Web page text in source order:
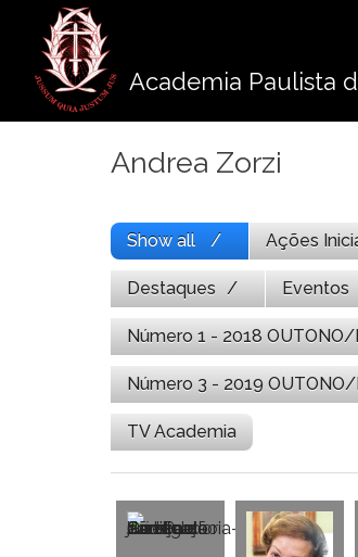
conteúdo
Academia Paulista
Andrea Zorzi
Show all Ações
Destaques Eventos
Número 1 - 2018 OUTONO/
Número 3 - 2019 OUTONO/
TV Academia